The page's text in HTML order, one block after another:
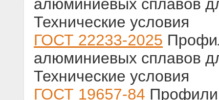
алюминиевых сплавов
Технические условия
ГОСТ 22233-2025
алюминиевых сплавов
Технические условия
ГОСТ 19657-84 Профили